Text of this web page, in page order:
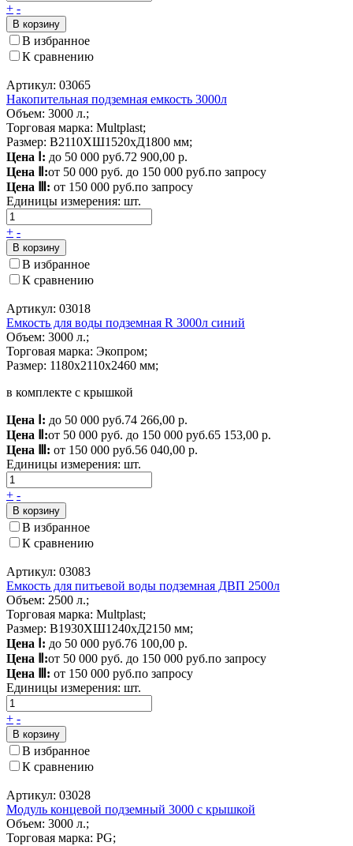
+ -
В корзину
В избранное
К сравнению
Артикул: 03065
Накопительная подземная емкость 3000л
Объем: 3000 л.;
Торговая марка: Multplast;
Размер: В2110ХШ1520хД1800 мм;
Цена Ⅰ: до 50 000 руб.72 900,00 р.
Цена Ⅱ:от 50 000 руб. до 150 000 руб.по запросу
Цена Ⅲ: от 150 000 руб.по запросу
Единицы измерения: шт.
+ -
В корзину
В избранное
К сравнению
Артикул: 03018
Емкость для воды подземная R 3000л синий
Объем: 3000 л.;
Торговая марка: Экопром;
Размер: 1180x2110x2460 мм;
в комплекте с крышкой
Цена Ⅰ: до 50 000 руб.74 266,00 р.
Цена Ⅱ:от 50 000 руб. до 150 000 руб.65 153,00 р.
Цена Ⅲ: от 150 000 руб.56 040,00 р.
Единицы измерения: шт.
+ -
В корзину
В избранное
К сравнению
Артикул: 03083
Емкость для питьевой воды подземная ДВП 2500л
Объем: 2500 л.;
Торговая марка: Multplast;
Размер: В1930ХШ1240хД2150 мм;
Цена Ⅰ: до 50 000 руб.76 100,00 р.
Цена Ⅱ:от 50 000 руб. до 150 000 руб.по запросу
Цена Ⅲ: от 150 000 руб.по запросу
Единицы измерения: шт.
+ -
В корзину
В избранное
К сравнению
Артикул: 03028
Модуль концевой подземный 3000 с крышкой
Объем: 3000 л.;
Торговая марка: PG;